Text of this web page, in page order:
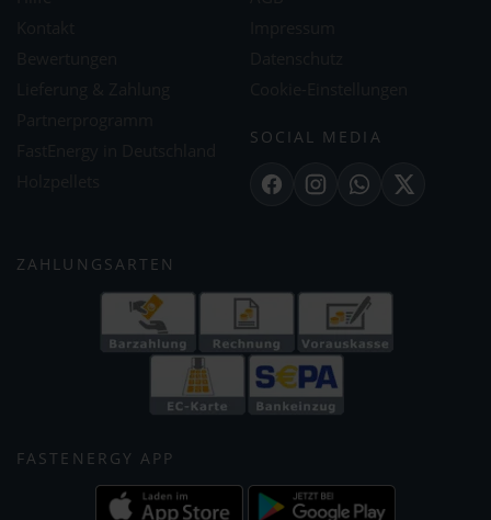
SOCIAL MEDIA
FacebookInstagramWhatsApp
X
ZAHLUNGSARTEN
FASTENERGY APP